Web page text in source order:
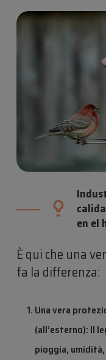
en el
È qui che una
fa la differenza:
Una vera
(all’esterno): Il
pioggia,